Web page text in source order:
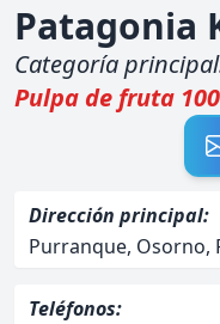
Patagonia
Categoría
Pulpa de fruta
Dirección principal:
Purranque, Osorno,
Teléfonos: